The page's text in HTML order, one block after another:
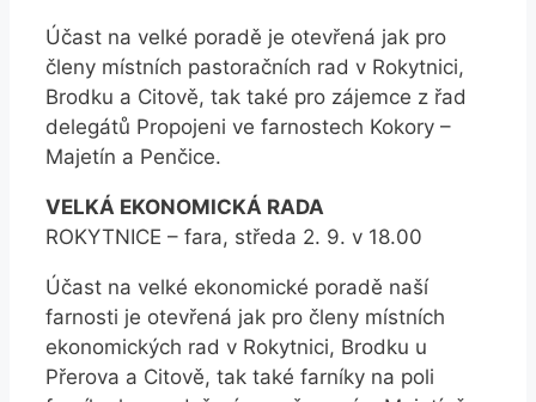
Účast na velké poradě je otevřená jak pro
členy místních pastoračních rad v Rokytnici,
Brodku a Citově, tak také pro zájemce z řad
delegátů Propojeni ve farnostech Kokory –
Majetín a Penčice.
VELKÁ EKONOMICKÁ RADA
ROKYTNICE – fara, středa 2. 9. v 18.00
Účast na velké ekonomické poradě naší
farnosti je otevřená jak pro členy místních
ekonomických rad v Rokytnici, Brodku u
Přerova a Citově, tak také farníky na poli